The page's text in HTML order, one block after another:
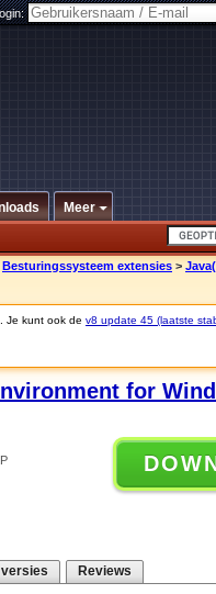
Meer
Besturingssysteem extensies >
Je kunt ook de v8 update 45 (laatste
for
Reviews